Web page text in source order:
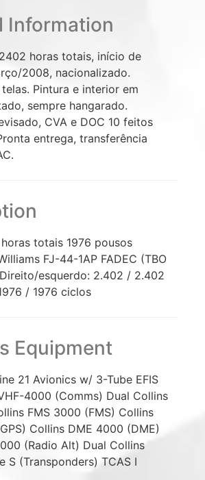
Information
horas totais, início de
2008, nacionalizado.
telas. Pintura e interior em
sempre hangarado.
CVA e DOC 10 feitos
entrega, transferência
totais 1976 pousos
FJ-44-1AP FADEC (TBO
esquerdo: 2.402 / 2.402
/ 1976 ciclos
Equipment
21 Avionics w/ 3-Tube EFIS
4000 (Comms) Dual Collins
FMS 3000 (FMS) Collins
Collins DME 4000 (DME)
(Radio Alt) Dual Collins
S (Transponders) TCAS I